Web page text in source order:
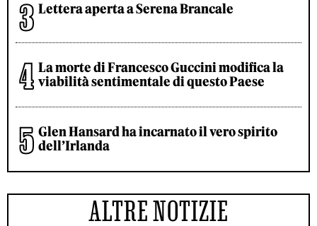
Lettera aperta a Serena Brancale
La morte di Francesco Guccini modifica la
viabilità sentimentale di questo Paese
Glen Hansard ha incarnato il vero spirito
dell’Irlanda
ALTRE NOTIZIE